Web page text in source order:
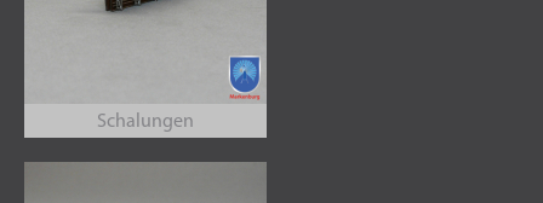
Schalungen